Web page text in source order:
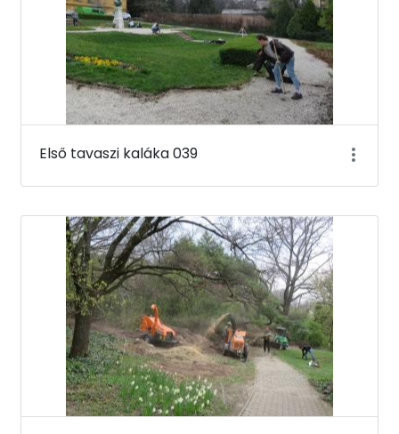
Első tavaszi kaláka 039